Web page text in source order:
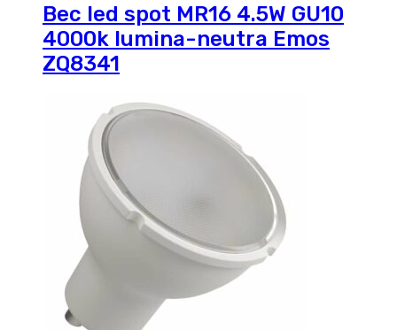
Bec led spot MR16 4.5W GU10
4000k lumina-neutra Emos
ZQ8341